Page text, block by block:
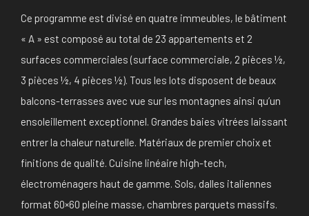
Ce programme est divisé en quatre immeubles, le bâtiment
« A » est composé au total de 23 appartements et 2
surfaces commerciales (surface commerciale, 2 pièces ½,
3 pièces ½, 4 pièces ½). Tous les lots disposent de beaux
balcons-terrasses avec vue sur les montagnes ainsi qu’un
ensoleillement exceptionnel. Grandes baies vitrées laissant
entrer la chaleur naturelle. Matériaux de premier choix et
finitions de qualité. Cuisine linéaire high-tech,
électroménagers haut de gamme. Sols, dalles italiennes
format 60×60 pleine masse, chambres parquets massifs.